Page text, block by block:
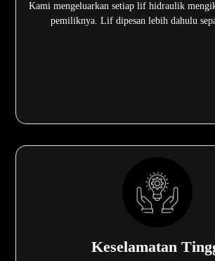
Kami mengeluarkan setiap lif hidraulik
pemiliknya. Lif dipesan lebih dahulu
Keselamatan